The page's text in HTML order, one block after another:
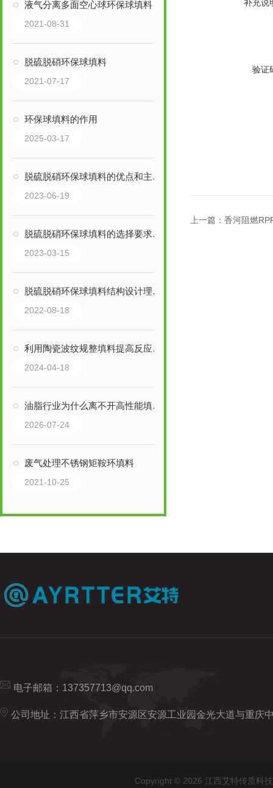
液气分离多面空心球环保球填料
2021-08-31
脱硫脱硝环保球填料
2021-07-17
环保球填料的作用
2025-03-17
脱硫脱硝环保球填料的优点和主要作用是什么？
2023-06-19
脱硫脱硝环保球填料的选择要求有哪些？
2023-03-15
脱硫脱硝环保球填料结构设计理念和结构特点是什么
2022-08-18
利用陶瓷波纹规整填料提高反应器效率的实践指南
2024-04-18
油脂行业为什么离不开高性能填料？
2026-07-24
废气处理不锈钢矩鞍环填料
2021-10-25
补充说
验证
上一篇： 香河阻燃
电子邮箱： 137357713@qq.com
公司地址：江西省萍乡市安源区安源工业园金光大道与重庆
Copyright © 2026 江西艾特传质科